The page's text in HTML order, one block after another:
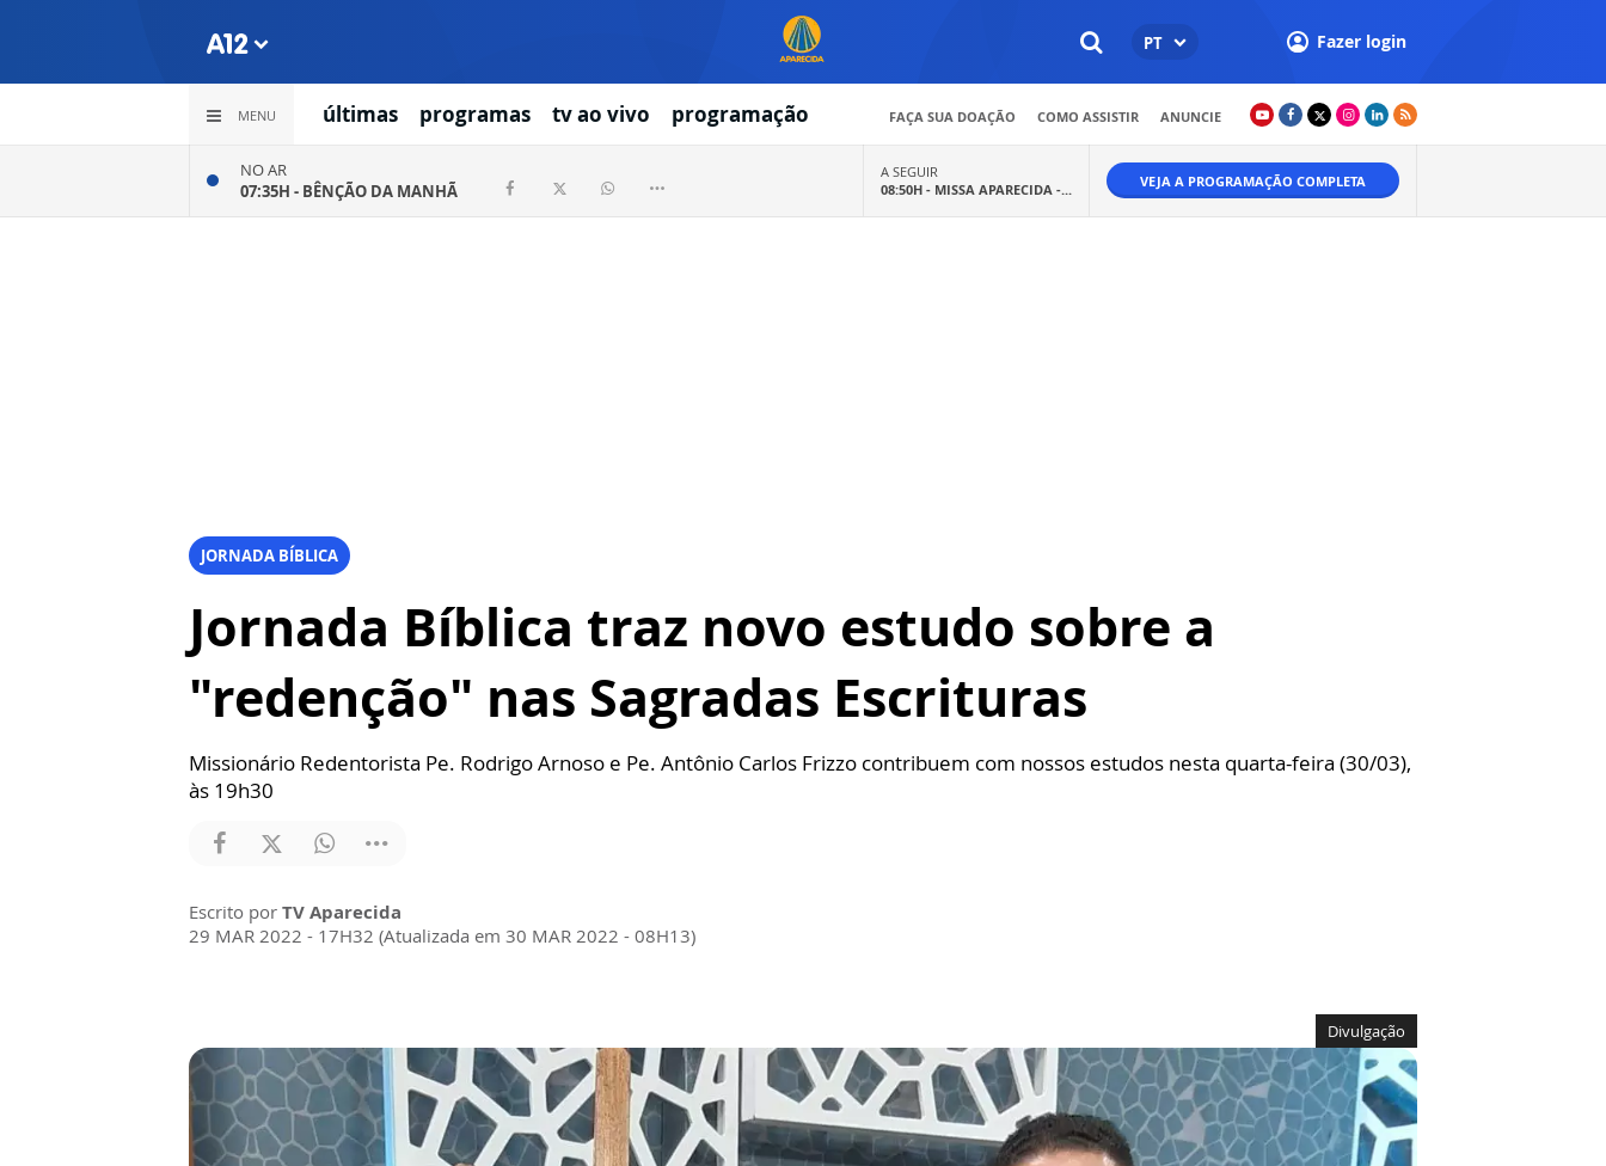
PT Fazer login
MENU últimas programas tv ao vivo programação FAÇA SUA DOAÇÃO COMO ASSISTIR ANUNCIE
NO AR
07:35H - BÊNÇÃO DA MANHÃ
A SEGUIR
08:50H - MISSA APARECIDA -... VEJA A PROGRAMAÇÃO COMPLETA
JORNADA BÍBLICA
Jornada Bíblica traz novo estudo sobre a
"redenção" nas Sagradas Escrituras
Missionário Redentorista Pe. Rodrigo Arnoso e Pe. Antônio Carlos Frizzo contribuem com nossos estudos nesta quarta-feira (30/03),
às 19h30
Escrito por TV Aparecida
29 MAR 2022 - 17H32 (Atualizada em 30 MAR 2022 - 08H13)
Divulgação